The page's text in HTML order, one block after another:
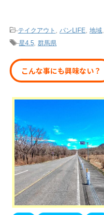
-テイクアウト , パンLIFE, 地域,
-星4.5, 群馬県
こんな事にも興味ない？